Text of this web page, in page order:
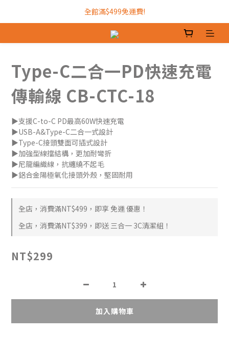
加入INTOPIC會員，現領300元購物金!
全館滿$499免運費!
加入INTOPIC會員，現領300元購物金!
Type-C二合一PD快速充電
傳輸線 CB-CTC-18
▶支援C-to-C PD最高60W快速充電
▶USB-A&Type-C二合一式設計
▶Type-C接頭雙面可插式設計
▶加強型線擋結構，更加耐彎折
▶尼龍編織線，抗纏繞不起毛
▶鋁合金陽極氧化接頭外殼，堅固耐用
全店，消費滿NT$499，即享 免運 優惠！
全店，消費滿NT$399，即送 三合一 3C清潔組！
NT$299
加入購物車